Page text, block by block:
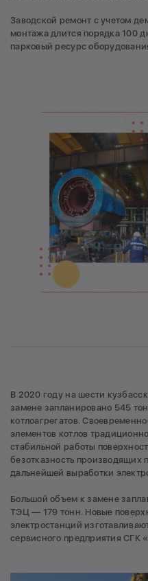
Заводской ремонт с учетом
монтажа длится порядка 100
парковый ресурс
В 2020 году на шести
замене запланировано 545
котлоагрегатов.
элементов котлов
стабильной работы
безотказность производящих
дальнейшей выработки
Большой объем к замене
ТЭЦ — 179 тонн. Новые
электростанций
сервисного предприятия СГК